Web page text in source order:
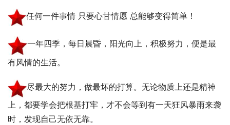
任何一件事情 只要心甘情愿 总能够变得简单！
一年四季，每日晨昏，阳光向上，积极努力，便是最
有风情的生活。
尽最大的努力，做最坏的打算。无论物质上还是精神
上，都要学会把根基打牢，才不会等到有一天狂风暴雨来袭
时，发现自己无依无靠。